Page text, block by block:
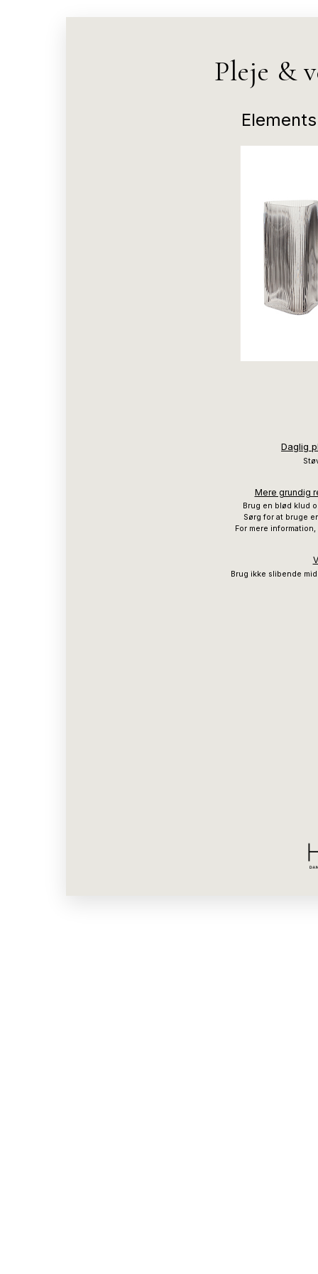
Pleje &
Daglig
Mere grundig
Brug en blød klud
Sørg for at bruge
For mere
Brug ikke slibende